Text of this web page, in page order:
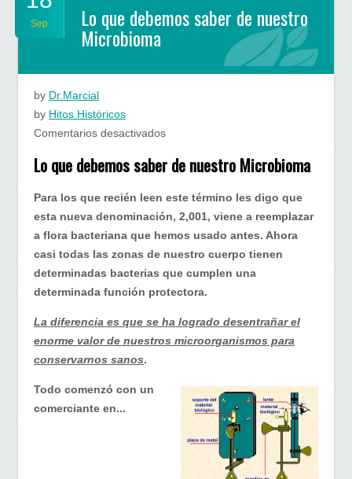
Sep Lo que debemos saber de nuestro
Microbioma
by Dr.Marcial
by Hitos Históricos
Comentarios desactivadosen
que
de
Lo que debemos saber de nuestro Microbioma
Para los que recién leen este término les digo que
esta nueva denominación, 2,001, viene a reemplazar
a flora bacteriana que hemos usado antes. Ahora
casi todas las zonas de nuestro cuerpo tienen
determinadas bacterias que cumplen una
determinada función protectora.
La diferencia es que se ha logrado desentrañar el
enorme valor de nuestros microorganismos para
conservarnos sanos.
Todo comenzó con un
comerciante en...